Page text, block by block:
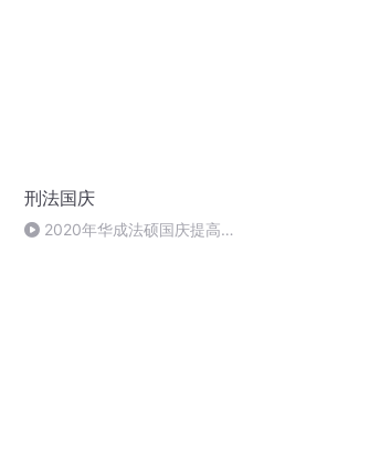
刑法国庆
2020年华成法硕国庆提高班